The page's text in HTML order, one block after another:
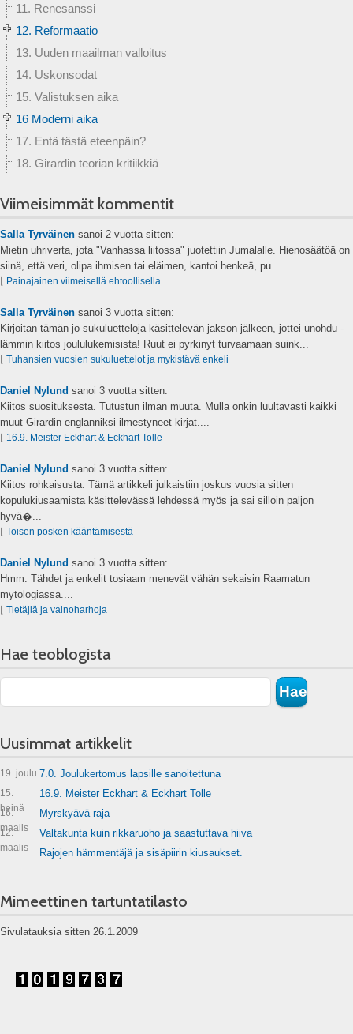
11. Renesanssi
12. Reformaatio
13. Uuden maailman valloitus
14. Uskonsodat
15. Valistuksen aika
16 Moderni aika
17. Entä tästä eteenpäin?
18. Girardin teorian kritiikkiä
Viimeisimmät kommentit
Salla Tyrväinen sanoi 2 vuotta sitten:
Mietin uhriverta, jota "Vanhassa liitossa" juotettiin Jumalalle. Hienosäätöä on
siinä, että veri, olipa ihmisen tai eläimen, kantoi henkeä, pu...
⌊ Painajainen viimeisellä ehtoollisella
Salla Tyrväinen sanoi 3 vuotta sitten:
Kirjoitan tämän jo sukuluetteloja käsittelevän jakson jälkeen, jottei unohdu -
lämmin kiitos joululukemisista! Ruut ei pyrkinyt turvaamaan suink...
⌊ Tuhansien vuosien sukuluettelot ja mykistävä enkeli
Daniel Nylund sanoi 3 vuotta sitten:
Kiitos suosituksesta. Tutustun ilman muuta. Mulla onkin luultavasti kaikki
muut Girardin englanniksi ilmestyneet kirjat....
⌊ 16.9. Meister Eckhart & Eckhart Tolle
Daniel Nylund sanoi 3 vuotta sitten:
Kiitos rohkaisusta. Tämä artikkeli julkaistiin joskus vuosia sitten
kopulukiusaamista käsittelevässä lehdessä myös ja sai silloin paljon
hyvä�...
⌊ Toisen posken kääntämisestä
Daniel Nylund sanoi 3 vuotta sitten:
Hmm. Tähdet ja enkelit tosiaam menevät vähän sekaisin Raamatun
mytologiassa....
⌊ Tietäjiä ja vainoharhoja
Hae teoblogista
Uusimmat artikkelit
19. joulu 7.0. Joulukertomus lapsille sanoitettuna
15.
heinä
16.9. Meister Eckhart & Eckhart Tolle
16.
maalis
Myrskyävä raja
12.
maalis
Valtakunta kuin rikkaruoho ja saastuttava hiiva
Rajojen hämmentäjä ja sisäpiirin kiusaukset.
Mimeettinen tartuntatilasto
Sivulatauksia sitten 26.1.2009